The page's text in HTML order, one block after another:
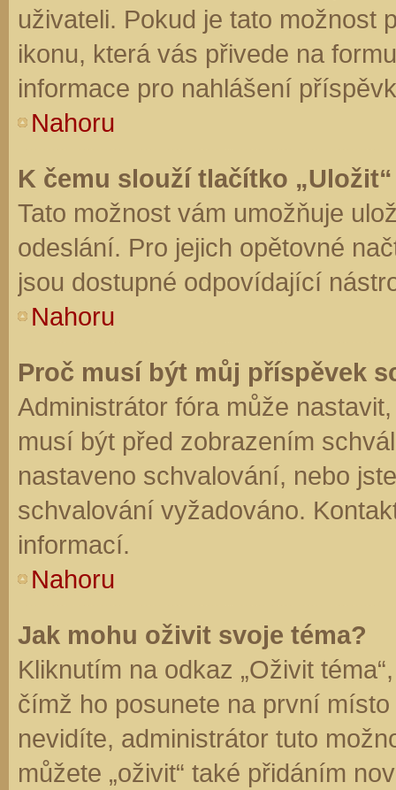
uživateli. Pokud je tato možnost
ikonu, která vás přivede na
informace pro nahlášení
Nahoru
K čemu slouží tlačítko
Tato možnost vám umožňuje
odeslání. Pro jejich opětovné
jsou dostupné odpovídající
Nahoru
Proč musí být můj příspěvek
Administrátor fóra může
musí být před zobrazením
nastaveno schvalování, nebo
schvalování vyžadováno.
informací.
Nahoru
Jak mohu oživit svoje téma?
Kliknutím na odkaz „Oživit
čímž ho posunete na první
nevidíte, administrátor tuto
můžete „oživit“ také přidáním